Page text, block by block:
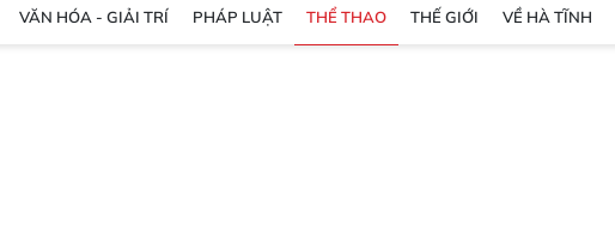
VĂN HÓA - GIẢI TRÍ PHÁP LUẬT THỂ THAO THẾ GIỚI VỀ HÀ TĨNH